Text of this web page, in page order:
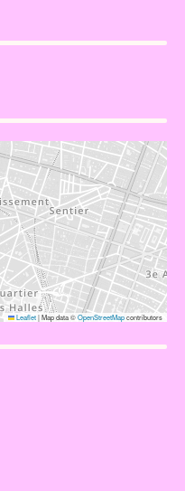
Leaflet|Map data ©OpenStreetMapcontributors